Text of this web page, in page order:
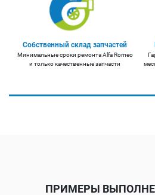
Собственный склад запчастей
Минимальные сроки ремонта Alfa Romeo
и только качественные запчасти
ПРИМЕРЫ